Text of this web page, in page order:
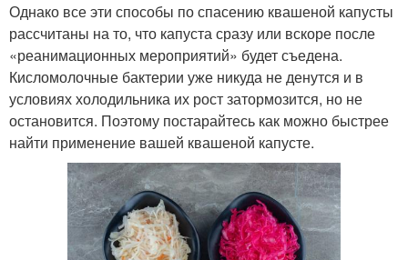
Однако все эти способы по спасению квашеной капусты
рассчитаны на то, что капуста сразу или вскоре после
«реанимационных мероприятий» будет съедена.
Кисломолочные бактерии уже никуда не денутся и в
условиях холодильника их рост затормозится, но не
остановится. Поэтому постарайтесь как можно быстрее
найти применение вашей квашеной капусте.